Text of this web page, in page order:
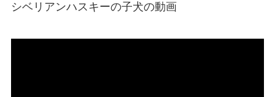
シベリアンハスキーの子犬の動画